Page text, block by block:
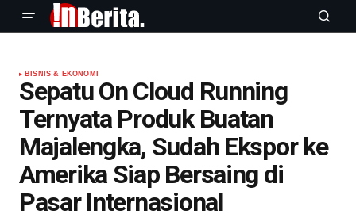
BISNIS & EKONOMI
Sepatu On Cloud Running
Ternyata Produk Buatan
Majalengka, Sudah Ekspor ke
Amerika Siap Bersaing di
Pasar Internasional